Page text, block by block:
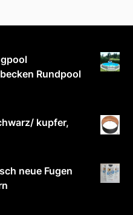
Rundpool
kupfer,
neue Fugen